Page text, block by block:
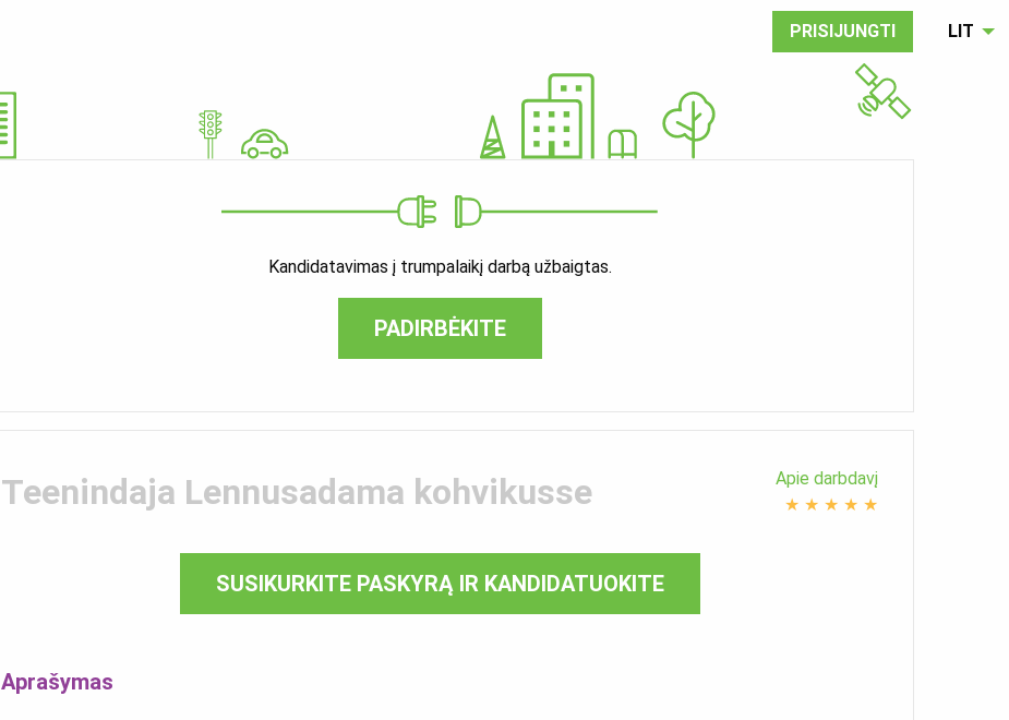
PRISIJUNGTI LIT
Kandidatavimas į trumpalaikį darbą užbaigtas.
PADIRBĖKITE
Teenindaja Lennusadama kohvikusse
Apie darbdavį
★ ★ ★ ★ ★
SUSIKURKITE PASKYRĄ IR KANDIDATUOKITE
Aprašymas